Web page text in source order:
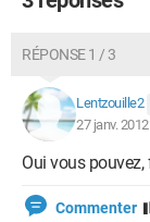
RÉPONSE 1 / 3
Lentzouille2
27 janv.
Oui vous
Commenter